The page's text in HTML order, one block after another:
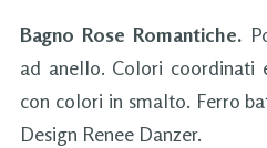
Bagno Rose Romantiche.
ad anello. Colori coordinati
con colori in smalto. Ferro
Design Renee Danzer.